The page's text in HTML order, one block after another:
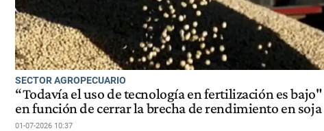
SECTOR AGROPECUARIO
“Todavía el uso de tecnología en fertilización es bajo"
en función de cerrar la brecha de rendimiento en soja
01-07-2026 10:37